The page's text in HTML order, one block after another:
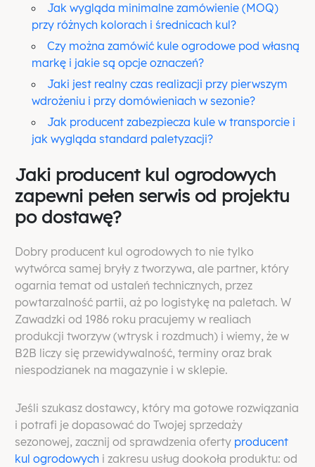
Jak wygląda minimalne zamówienie (MOQ)
przy różnych kolorach i średnicach kul?
Czy można zamówić kule ogrodowe pod własną
markę i jakie są opcje oznaczeń?
Jaki jest realny czas realizacji przy pierwszym
wdrożeniu i przy domówieniach w sezonie?
Jak producent zabezpiecza kule w transporcie i
jak wygląda standard paletyzacji?
Jaki producent kul ogrodowych
zapewni pełen serwis od projektu
po dostawę?
Dobry producent kul ogrodowych to nie tylko
wytwórca samej bryły z tworzywa, ale partner, który
ogarnia temat od ustaleń technicznych, przez
powtarzalność partii, aż po logistykę na paletach. W
Zawadzki od 1986 roku pracujemy w realiach
produkcji tworzyw (wtrysk i rozdmuch) i wiemy, że w
B2B liczy się przewidywalność, terminy oraz brak
niespodzianek na magazynie i w sklepie.
Jeśli szukasz dostawcy, który ma gotowe rozwiązania
i potrafi je dopasować do Twojej sprzedaży
sezonowej, zacznij od sprawdzenia oferty producent
kul ogrodowychi zakresu usług dookoła produktu: od